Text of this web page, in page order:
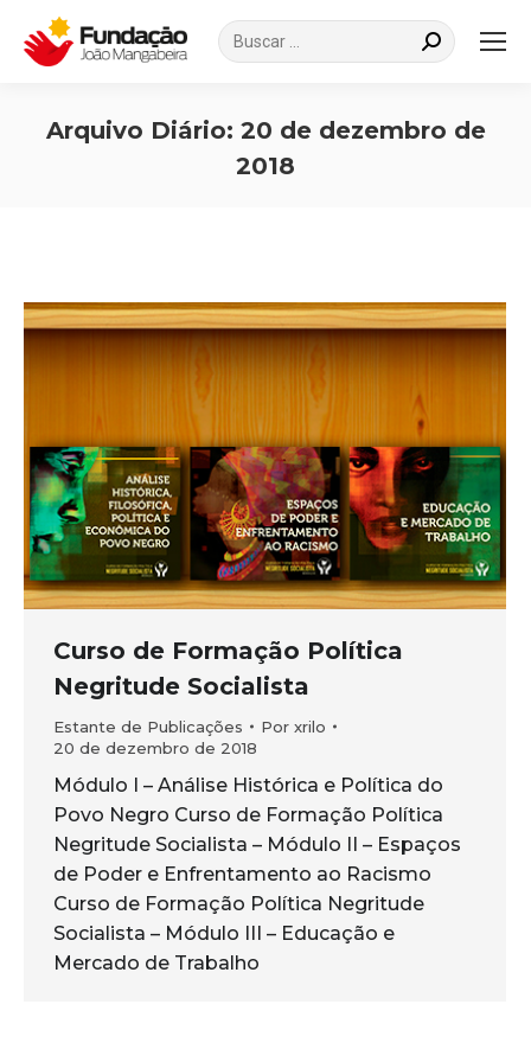
Search:
Arquivo Diário: 20 de dezembro de
2018
Curso de Formação Política
Negritude Socialista
Estante de Publicações Por xrilo
20 de dezembro de 2018
Módulo I – Análise Histórica e Política do
Povo Negro Curso de Formação Política
Negritude Socialista – Módulo II – Espaços
de Poder e Enfrentamento ao Racismo
Curso de Formação Política Negritude
Socialista – Módulo III – Educação e
Mercado de Trabalho